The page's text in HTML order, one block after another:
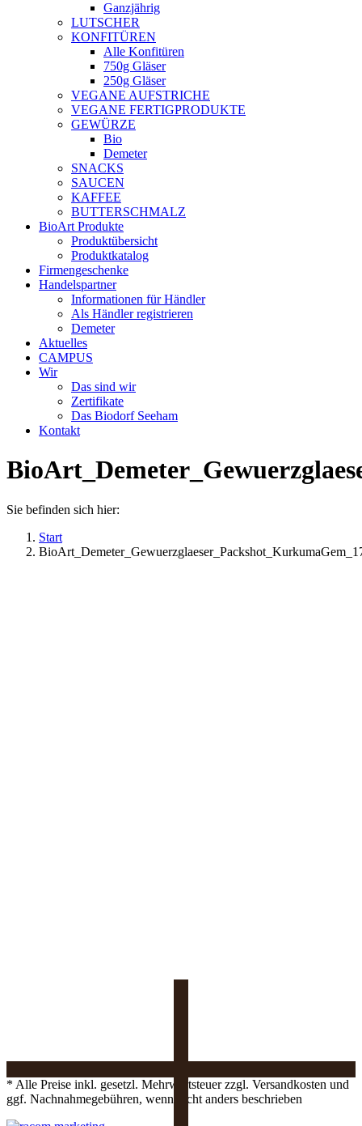
Ganzjährig
LUTSCHER
KONFITÜREN
Alle Konfitüren
750g Gläser
250g Gläser
VEGANE AUFSTRICHE
VEGANE FERTIGPRODUKTE
GEWÜRZE
Bio
Demeter
SNACKS
SAUCEN
KAFFEE
BUTTERSCHMALZ
BioArt Produkte
Produktübersicht
Produktkatalog
Firmengeschenke
Handelspartner
Informationen für Händler
Als Händler registrieren
Demeter
Aktuelles
CAMPUS
Wir
Das sind wir
Zertifikate
Das Biodorf Seeham
Kontakt
Sie befinden sich hier:
Start
* Alle Preise inkl. gesetzl. Mehrwertsteuer zzgl. Versandkosten und
ggf. Nachnahmegebühren, wenn nicht anders beschrieben